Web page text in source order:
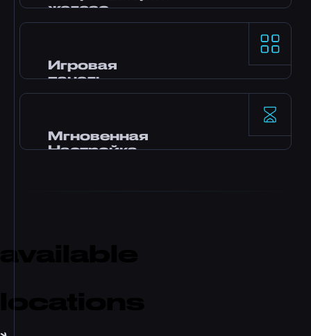
железо
однопоточную производительность для
самых требовательных игровых серверов.
Игровая
панель
менеджером, доступом к базам данных,
резервным копированием и мониторингом
Мгновенная
Настройка